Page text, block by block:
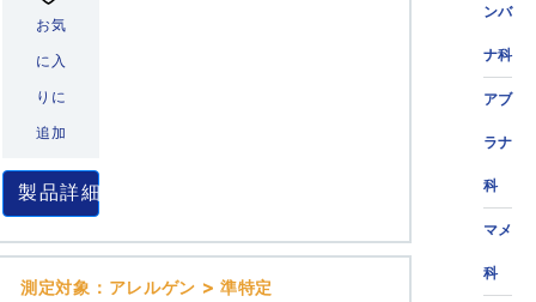
ンバ
ナ科
アブ
ラナ
科
マメ
科
お気
に入
りに
追加
製品詳細
測定対象：アレルゲン > 準特定